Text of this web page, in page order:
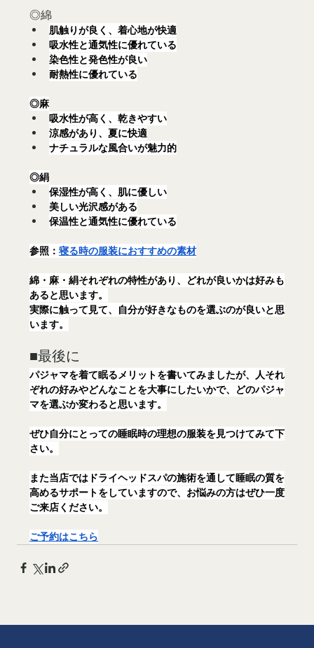
◎綿
肌触りが良く、着心地が快適
吸水性と通気性に優れている
染色性と発色性が良い
耐熱性に優れている
◎麻
吸水性が高く、乾きやすい
涼感があり、夏に快適
ナチュラルな風合いが魅力的
◎絹
保湿性が高く、肌に優しい
美しい光沢感がある
保温性と通気性に優れている
参照： 寝る時の服装におすすめの素材
綿・麻・絹それぞれの特性があり、どれが良いかは好みも
あると思います。
実際に触って見て、自分が好きなものを選ぶのが良いと思
います。
■最後に
パジャマを着て眠るメリットを書いてみましたが、人それ
ぞれの好みやどんなことを大事にしたいかで、どのパジャ
マを選ぶか変わると思います。
ぜひ自分にとっての睡眠時の理想の服装を見つけてみて下
さい。
また当店ではドライヘッドスパの施術を通して睡眠の質を
高めるサポートをしていますので、お悩みの方はぜひ一度
ご来店ください。
ご予約はこちら